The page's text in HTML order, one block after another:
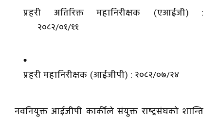
प्रहरी अतिरिक्त महानिरीक्षक (एआईजी) :
२०८२/०१/११
प्रहरी महानिरीक्षक (आईजीपी) : २०८२/०७/२४
नवनियुक्त आईजीपी कार्कीले संयुक्त राष्ट्रसंघको शान्ति